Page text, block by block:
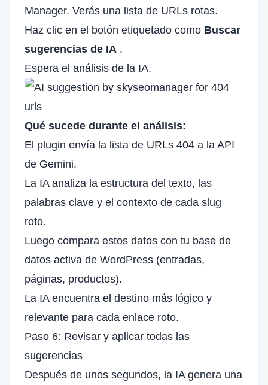
Manager. Verás una lista de URLs rotas.
Haz clic en el botón etiquetado como Buscar
sugerencias de IA .
Espera el análisis de la IA.
Qué sucede durante el análisis:
El plugin envía la lista de URLs 404 a la API
de Gemini.
La IA analiza la estructura del texto, las
palabras clave y el contexto de cada slug
roto.
Luego compara estos datos con tu base de
datos activa de WordPress (entradas,
páginas, productos).
La IA encuentra el destino más lógico y
relevante para cada enlace roto.
Paso 6: Revisar y aplicar todas las
sugerencias
Después de unos segundos, la IA genera una